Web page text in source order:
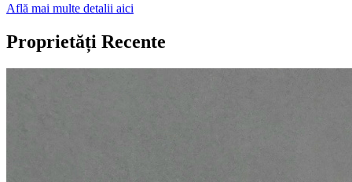
Află mai multe detalii aici
Proprietăți Recente